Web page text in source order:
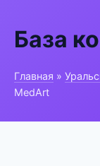
База
Главная »
MedArt